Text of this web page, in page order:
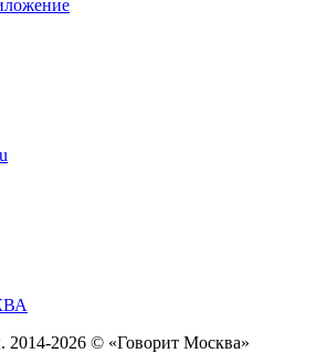
2014-2026 © «Говорит Москва»